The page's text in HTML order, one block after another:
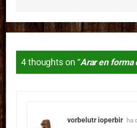
4 thoughts on “Arar en forma
vorbelutr ioperbir ha